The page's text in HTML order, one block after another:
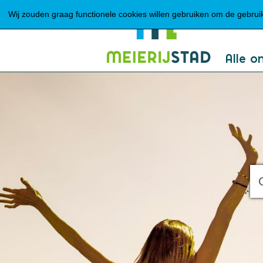
Wij zouden graag functionele cookies willen gebruiken om de
Alle